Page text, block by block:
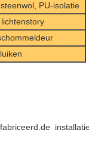
PU-isolatie